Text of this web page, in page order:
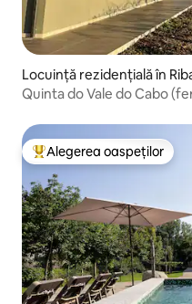
Locuință rezidențială în
Quinta do Vale do Cabo (ferma
Locuință din topul
Alegerea oaspeților